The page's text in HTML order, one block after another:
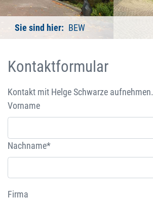
Sie sind hier: BEW
Kontaktformular
Kontakt mit Helge Schwarze aufnehmen.
Vorname
Nachname*
Firma